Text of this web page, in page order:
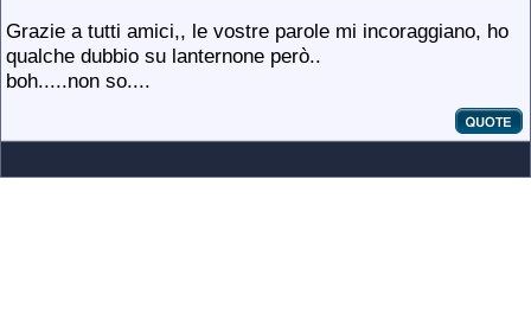
Grazie a tutti amici,, le vostre parole mi incoraggiano, ho
qualche dubbio su lanternone però..
boh.....non so....